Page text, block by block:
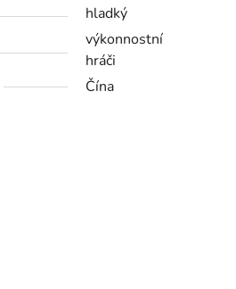
hladký
výkonnostní
hráči
Čína